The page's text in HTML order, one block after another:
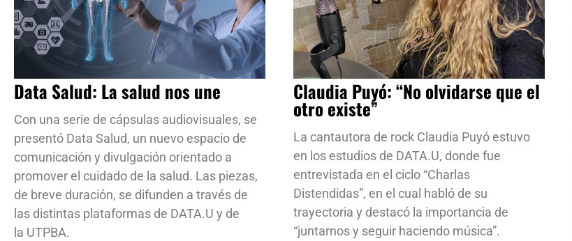
Data Salud: La salud nos une
Con una serie de cápsulas audiovisuales, se
presentó Data Salud, un nuevo espacio de
comunicación y divulgación orientado a
promover el cuidado de la salud. Las piezas,
de breve duración, se difunden a través de
las distintas plataformas de DATA.U y de
la UTPBA.
Claudia Puyó: “No olvidarse que el
otro existe”
La cantautora de rock Claudia Puyó estuvo
en los estudios de DATA.U, donde fue
entrevistada en el ciclo “Charlas
Distendidas”, en el cual habló de su
trayectoria y destacó la importancia de
“juntarnos y seguir haciendo música”.